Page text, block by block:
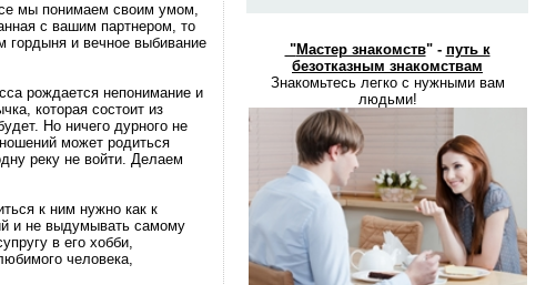
мы понимаем своим умом,
с вашим партнером, то
гордыня и вечное выбивание
рождается непонимание и
которая состоит из
Но ничего дурного не
может родиться
реку не войти. Делаем
к ним нужно как к
и не выдумывать самому
в его хобби,
человека,
"Мастер знакомств" - путь к
безотказным знакомствам
Знакомьтесь легко с нужными вам
людьми!